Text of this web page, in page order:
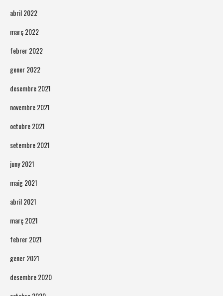
abril 2022
març 2022
febrer 2022
gener 2022
desembre 2021
novembre 2021
octubre 2021
setembre 2021
juny 2021
maig 2021
abril 2021
març 2021
febrer 2021
gener 2021
desembre 2020